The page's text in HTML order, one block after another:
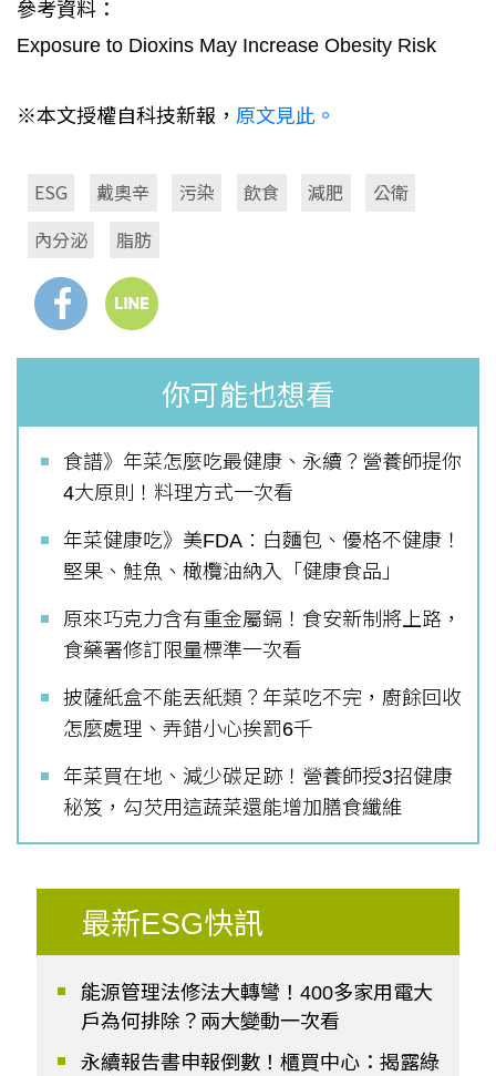
參考資料：
Exposure to Dioxins May Increase Obesity Risk
※本文授權自科技新報， 原文見此。
ESG 戴奧辛 污染 飲食 減肥
公衛
內分泌
脂肪
你可能也想看
食譜》年菜怎麼吃最健康、永續？營養師提你
4大原則！料理方式一次看
年菜健康吃》美FDA：白麵包、優格不健康！
堅果、鮭魚、橄欖油納入「健康食品」
原來巧克力含有重金屬鎘！食安新制將上路，
食藥署修訂限量標準一次看
披薩紙盒不能丟紙類？年菜吃不完，廚餘回收
怎麼處理、弄錯小心挨罰6千
年菜買在地、減少碳足跡！營養師授3招健康
秘笈，勾芡用這蔬菜還能增加膳食纖維
最新ESG快訊
能源管理法修法大轉彎！400多家用電大
戶為何排除？兩大變動一次看
永續報告書申報倒數！櫃買中心：揭露綠